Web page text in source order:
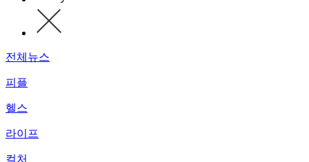
전체뉴스
피플
헬스
라이프
컬처